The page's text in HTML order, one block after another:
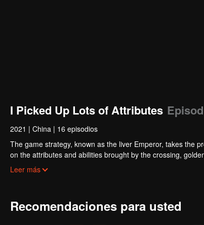
I Picked Up Lots of Attributes
2021 | China | 16 episodios
The game strategy, known as the liver Emperor, takes the
on the attributes and abilities brought by the crossing,
powerful enemies along the way and gained countless
Leer más
Recomendaciones para usted